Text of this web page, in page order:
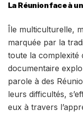
La Réunion face à
Île multiculturelle,
marquée par la
toute la complexité
documentaire
parole à des
leurs difficultés,
eux à travers